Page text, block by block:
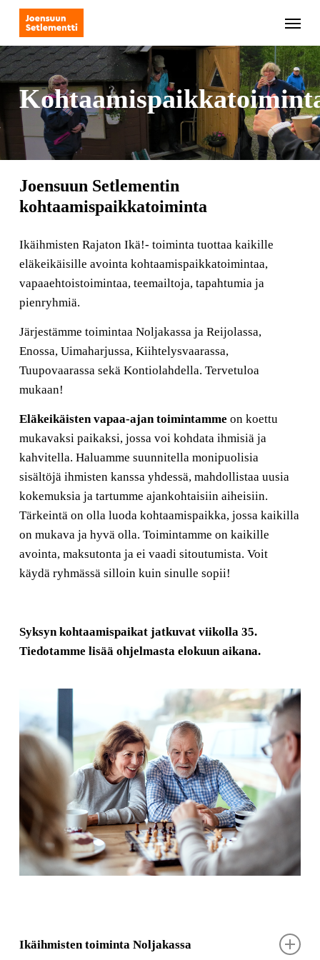
Skip
main
content
Menu
Joensuun Setlementin
kohtaamispaikkatoiminta
Ikäihmisten Rajaton Ikä!- toiminta tuottaa kaikille
eläkeikäisille avointa kohtaamispaikkatoimintaa,
vapaaehtoistoimintaa, teemailtoja, tapahtumia ja
pienryhmiä.
Järjestämme toimintaa Noljakassa ja Reijolassa,
Enossa, Uimaharjussa, Kiihtelysvaarassa,
Tuupovaarassa sekä Kontiolahdella. Tervetuloa
mukaan!
Eläkeikäisten vapaa-ajan toimintamme on koettu
mukavaksi paikaksi, jossa voi kohdata ihmisiä ja
kahvitella. Haluamme suunnitella monipuolisia
sisältöjä ihmisten kanssa yhdessä, mahdollistaa uusia
kokemuksia ja tartumme ajankohtaisiin aiheisiin.
Tärkeintä on olla luoda kohtaamispaikka, jossa kaikilla
on mukava ja hyvä olla. Toimintamme on kaikille
avointa, maksutonta ja ei vaadi sitoutumista. Voit
käydä ryhmässä silloin kuin sinulle sopii!
Syksyn kohtaamispaikat jatkuvat viikolla 35.
Tiedotamme lisää ohjelmasta elokuun aikana.
Ikäihmisten toiminta Noljakassa